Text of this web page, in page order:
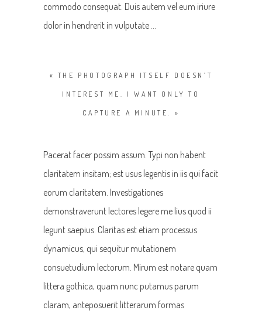
commodo consequat. Duis autem vel eum iriure
dolor in hendrerit in vulputate …
« THE PHOTOGRAPH ITSELF DOESN’T
INTEREST ME. I WANT ONLY TO
CAPTURE A MINUTE. »
Pacerat facer possim assum. Typi non habent
claritatem insitam; est usus legentis in iis qui facit
eorum claritatem. Investigationes
demonstraverunt lectores legere me lius quod ii
legunt saepius. Claritas est etiam processus
dynamicus, qui sequitur mutationem
consuetudium lectorum. Mirum est notare quam
littera gothica, quam nunc putamus parum
claram, anteposuerit litterarum formas